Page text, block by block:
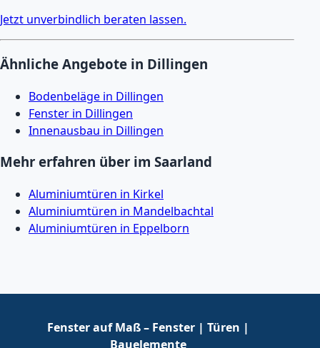
Jetzt unverbindlich beraten lassen.
Ähnliche Angebote in Dillingen
Bodenbeläge in Dillingen
Fenster in Dillingen
Innenausbau in Dillingen
Mehr erfahren über im Saarland
Aluminiumtüren in Kirkel
Aluminiumtüren in Mandelbachtal
Aluminiumtüren in Eppelborn
Fenster auf Maß – Fenster | Türen |
Bauelemente